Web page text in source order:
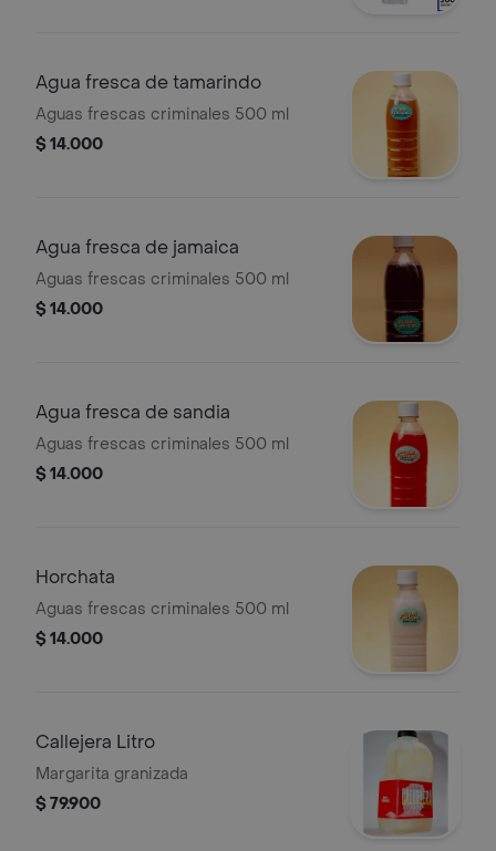
Agua fresca de tamarindo
Aguas frescas criminales 500 ml
$ 14.000
Agua fresca de jamaica
Aguas frescas criminales 500 ml
$ 14.000
Agua fresca de sandia
Aguas frescas criminales 500 ml
$ 14.000
Horchata
Aguas frescas criminales 500 ml
$ 14.000
Callejera Litro
Margarita granizada
$ 79.900